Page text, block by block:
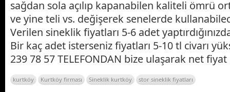
sağdan sola açılıp kapanabilen kaliteli ömrü
ve yine teli vs. değişerek senelerde
Verilen sineklik fiyatları 5-6 adet
Bir kaç adet isterseniz fiyatları 5-10 tl civarı
239 78 57 TELEFONDAN bize ulaşarak net
kurtköy Kurtköy firması Sineklik kurtköy stor sineklik fiyatları